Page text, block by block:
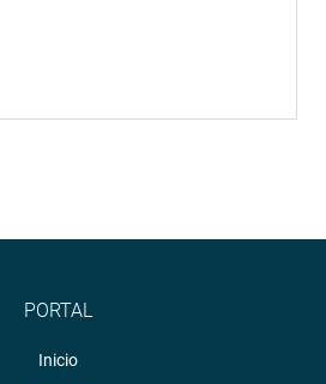
PORTAL
Inicio